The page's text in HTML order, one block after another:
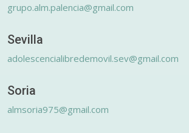
grupo.alm.palencia@gmail.com
Sevilla
adolescencialibredemovil.sev@gmail.com
Soria
almsoria975@gmail.com